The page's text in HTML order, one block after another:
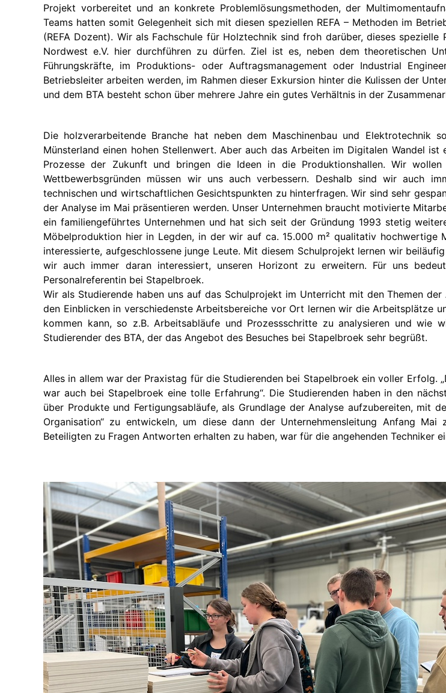
Projekt vorbereitet und an konkrete Problemlösungsmethoden, der
Teams hatten somit Gelegenheit sich mit diesen speziellen REFA – Methoden im
(REFA Dozent). Wir als Fachschule für Holztechnik sind froh darüber, dieses
Nordwest e.V. hier durchführen zu dürfen. Ziel ist es, neben dem theoretischen
Führungskräfte, im Produktions- oder Auftragsmanagement oder Industrial
Betriebsleiter arbeiten werden, im Rahmen dieser Exkursion hinter die Kulissen der
und dem BTA besteht schon über mehrere Jahre ein gutes Verhältnis in der
Die holzverarbeitende Branche hat neben dem Maschinenbau und Elektrotechnik
Münsterland einen hohen Stellenwert. Aber auch das Arbeiten im Digitalen Wandel
Prozesse der Zukunft und bringen die Ideen in die Produktionshallen. Wir
Wettbewerbsgründen müssen wir uns auch verbessern. Deshalb sind wir auch
technischen und wirtschaftlichen Gesichtspunkten zu hinterfragen. Wir sind sehr
der Analyse im Mai präsentieren werden. Unser Unternehmen braucht motivierte
ein familiengeführtes Unternehmen und hat sich seit der Gründung 1993 stetig
Möbelproduktion hier in Legden, in der wir auf ca. 15.000 m² qualitativ hochwertige
interessierte, aufgeschlossene junge Leute. Mit diesem Schulprojekt lernen wir
wir auch immer daran interessiert, unseren Horizont zu erweitern. Für uns
Personalreferentin bei Stapelbroek.
Wir als Studierende haben uns auf das Schulprojekt im Unterricht mit den Themen
den Einblicken in verschiedenste Arbeitsbereiche vor Ort lernen wir die Arbeitsplätze
kommen kann, so z.B. Arbeitsabläufe und Prozessschritte zu analysieren und wie
Studierender des BTA, der das Angebot des Besuches bei Stapelbroek sehr begrüßt.
Alles in allem war der Praxistag für die Studierenden bei Stapelbroek ein voller Erfolg.
war auch bei Stapelbroek eine tolle Erfahrung“. Die Studierenden haben in den
über Produkte und Fertigungsabläufe, als Grundlage der Analyse aufzubereiten, mit
Organisation“ zu entwickeln, um diese dann der Unternehmensleitung Anfang
Beteiligten zu Fragen Antworten erhalten zu haben, war für die angehenden Techniker